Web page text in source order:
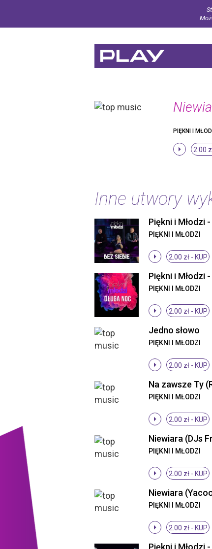
PIĘKNI I
2.00
Inne utwory
PIĘKNI I MŁODZI
2.00 zł - KUP
PIĘKNI I MŁODZI
2.00 zł - KUP
Jedno słowo
PIĘKNI I MŁODZI
2.00 zł - KUP
Na zawsze Ty
PIĘKNI I MŁODZI
2.00 zł - KUP
PIĘKNI I MŁODZI
2.00 zł - KUP
PIĘKNI I MŁODZI
2.00 zł - KUP